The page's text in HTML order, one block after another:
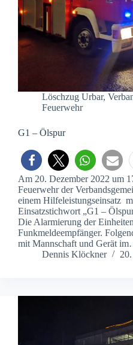
Löschzug Urbar,
Feuerwehr
G1 – Ölspur
Am 20. Dezember 2022 um
Feuerwehr der
einem Hilfeleistungseinsatz
Einsatzstichwort „G1 –
Die Alarmierung der
Funkmeldeempfänger.
mit Mannschaft und Gerät
Dennis Klöckner